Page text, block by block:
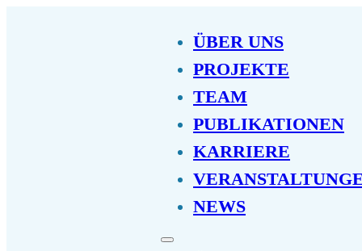
ÜBER UNS
PROJEKTE
TEAM
PUBLIKATIONEN
KARRIERE
NEWS